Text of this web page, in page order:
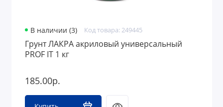
В наличии (3) Код товара: 249445
Грунт ЛАКРА акриловый универсальный
PROF IT 1 кг
185.00р.